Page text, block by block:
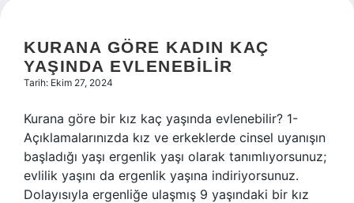
KURANA GÖRE KADIN KAÇ
YAŞINDA EVLENEBILIR
Tarih: Ekim 27, 2024
Kurana göre bir kız kaç yaşında evlenebilir? 1-
Açıklamalarınızda kız ve erkeklerde cinsel uyanışın
başladığı yaşı ergenlik yaşı olarak tanımlıyorsunuz;
evlilik yaşını da ergenlik yaşına indiriyorsunuz.
Dolayısıyla ergenliğe ulaşmış 9 yaşındaki bir kız